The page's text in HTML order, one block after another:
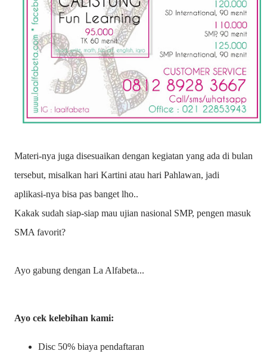
Materi-nya juga disesuaikan dengan kegiatan yang ada di bulan
tersebut, misalkan hari Kartini atau hari Pahlawan, jadi
aplikasi-nya bisa pas banget lho..
Kakak sudah siap-siap mau ujian nasional SMP, pengen masuk
SMA favorit?
Ayo gabung dengan La Alfabeta...
Ayo cek kelebihan kami:
Disc 50% biaya pendaftaran